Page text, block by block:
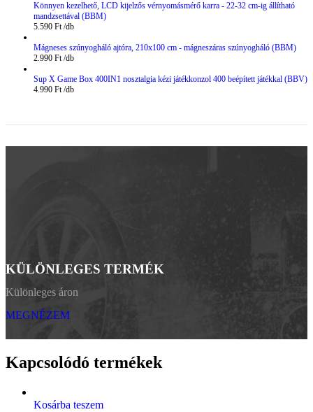
Könnyen kezelhető, LCD kijelzős vérnyomásmérő karra - 22-32 cm-ig állítható
mandzsettával (BBM)
5.590 Ft
Mágneses szúnyogháló ajtóra, 210x100 cm - mágneszáras szúnyogháló (BBM)
2.990 Ft
Sup X Game Box 400IN1 nosztalgia kézi játékkonzol 400 beépített játékkal (BBV)
4.990 Ft
KÜLÖNLEGES TERMÉK
Különleges áron
MEGNÉZEM
Kapcsolódó termékek
Kosárba teszem